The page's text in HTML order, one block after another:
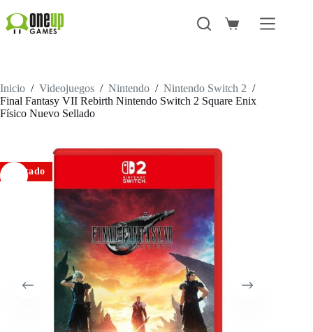
al
contenido
Carro
Inicio / Videojuegos / Nintendo / Nintendo Switch 2 /
Final Fantasy VII Rebirth Nintendo Switch 2 Square Enix
Físico Nuevo Sellado
Agotado